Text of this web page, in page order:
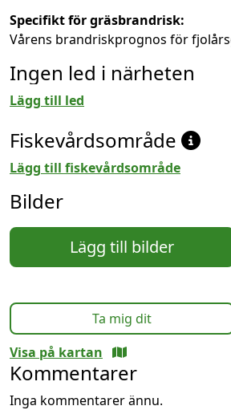
Specifikt för gräsbrandrisk:
Vårens brandriskprognos för
Ingen led i närheten
Lägg till led
Fiskevårdsområde
Lägg till fiskevårdsområde
Bilder
Lägg till bilder
Ta mig dit
Visa på kartan
Kommentarer
Inga kommentarer ännu.